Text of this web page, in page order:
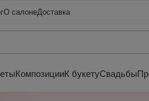
О салонеДоставка
КомпозицииК букетуСвадьбы